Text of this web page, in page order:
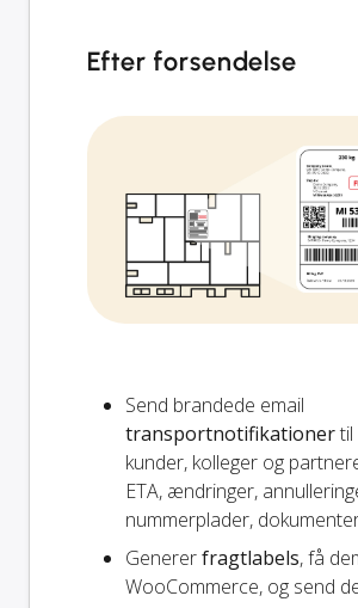
Efter forsendelse
Send brandede email
transportnotifikationertil
kunder, kolleger og
ETA, ændringer,
nummerplader,
Genererfragtlabels, få
WooCommerce, og send